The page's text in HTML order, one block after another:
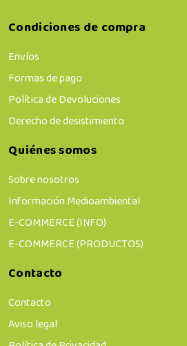
Condiciones de compra
Envíos
Formas de pago
Política de Devoluciones
Derecho de desistimiento
Quiénes somos
Sobre nosotros
Información Medioambiental
E-COMMERCE (INFO)
E-COMMERCE (PRODUCTOS)
Contacto
Contacto
Aviso legal